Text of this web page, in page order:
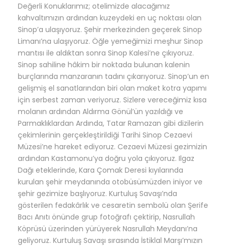
Değerli Konuklarımız; otelimizde alacağımız
kahvaltımızın ardından kuzeydeki en uç noktası olan
Sinop’a ulaşıyoruz. Şehir merkezinden geçerek Sinop
Limanı’na ulaşıyoruz. Öğle yemeğimizi meşhur Sinop
mantısı ile aldıktan sonra Sinop Kalesi’ne çıkıyoruz.
Sinop sahiline hâkim bir noktada bulunan kalenin
burçlarında manzaranın tadını çıkarıyoruz. Sinop’un en
gelişmiş el sanatlarından biri olan maket kotra yapımı
için serbest zaman veriyoruz. Sizlere vereceğimiz kısa
molanın ardından Aldırma Gönül’ün yazıldığı ve
Parmaklıklardan Ardında, Tatar Ramazan gibi dizilerin
çekimlerinin gerçekleştirildiği Tarihi Sinop Cezaevi
Müzesi’ne hareket ediyoruz. Cezaevi Müzesi gezimizin
ardından Kastamonu’ya doğru yola çıkıyoruz. Ilgaz
Dağı eteklerinde, Kara Çomak Deresi kıyılarında
kurulan şehir meydanında otobüsümüzden iniyor ve
şehir gezimize başlıyoruz. Kurtuluş Savaşı’nda
gösterilen fedakârlık ve cesaretin sembolü olan Şerife
Bacı Anıtı önünde grup fotoğrafı çektirip, Nasrullah
Köprüsü üzerinden yürüyerek Nasrullah Meydanı’na
geliyoruz. Kurtuluş Savaşı sırasında İstiklal Marşı’mızın